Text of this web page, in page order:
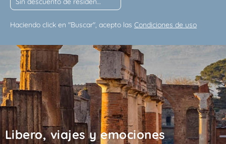
Libero, viajes y emociones
Haciendo click en "Buscar", acepto las Condiciones de uso